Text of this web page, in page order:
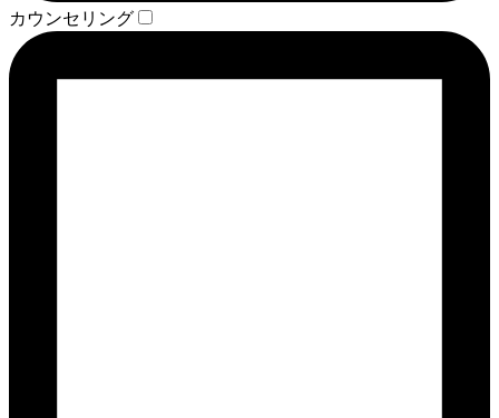
カウンセリング